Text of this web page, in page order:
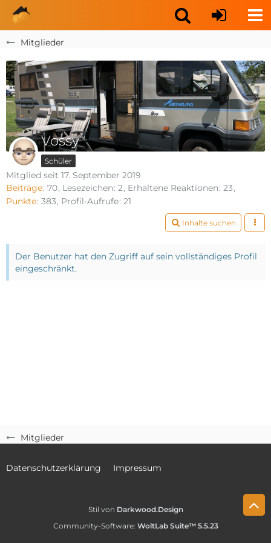
Mitglieder
Mitglieder
Vossy
Schüler
Mitglied seit 17. September 2019
Beiträge 70 Lesezeichen 2 Erhaltene Reaktionen 23
Punkte 383 Profil-Aufrufe 21
Inhalte suchen
Der Benutzer hat den Zugriff auf sein vollständiges Profil
eingeschränkt.
Datenschutzerklärung Impressum
Stil von Darkwood.Design
Community-Software: WoltLab Suite™ 5.5.23